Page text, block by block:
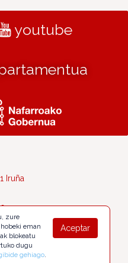
youtube
Iruña
Aceptar
zure
eman
blokeatu
dugu
gehiago.